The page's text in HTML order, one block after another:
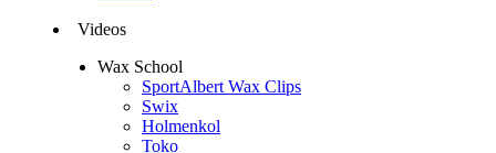
Videos
Wax School
SportAlbert Wax Clips
Swix
Holmenkol
Toko